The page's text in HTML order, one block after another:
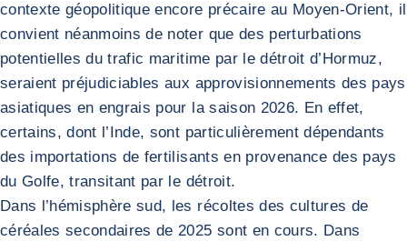
contexte géopolitique encore précaire au Moyen-Orient, il
convient néanmoins de noter que des perturbations
potentielles du trafic maritime par le détroit d’Hormuz,
seraient préjudiciables aux approvisionnements des pays
asiatiques en engrais pour la saison 2026. En effet,
certains, dont l’Inde, sont particulièrement dépendants
des importations de fertilisants en provenance des pays
du Golfe, transitant par le détroit.
Dans l’hémisphère sud, les récoltes des cultures de
céréales secondaires de 2025 sont en cours. Dans